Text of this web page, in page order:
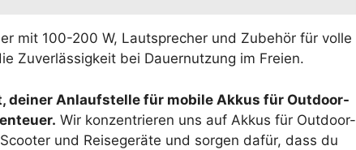
mit 100-200 W, Lautsprecher und Zubehör für volle
Zuverlässigkeit bei Dauernutzung im Freien.
deiner Anlaufstelle für mobile Akkus für Outdoor-
Wir konzentrieren uns auf Akkus für Outdoor-
und Reisegeräte und sorgen dafür, dass du